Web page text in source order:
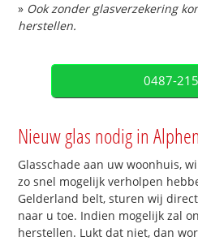
» Ook zonder glasverzekering
herstellen.
0487-
Nieuw glas nodig in
Glasschade aan uw woonhuis,
zo snel mogelijk verholpen
Gelderland belt, sturen wij
naar u toe. Indien mogelijk zal
herstellen. Lukt dat niet, dan